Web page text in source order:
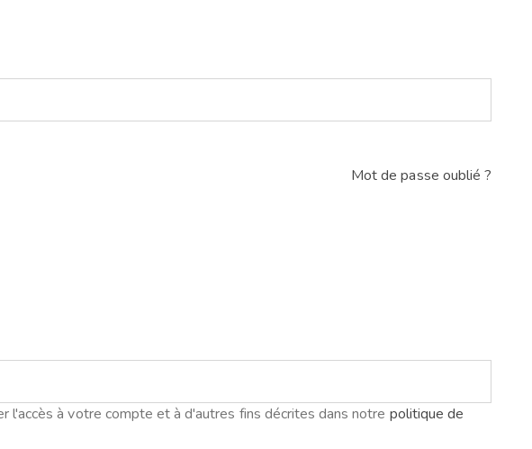
Mot de passe oublié ?
à votre compte et à d'autres fins décrites dans notre politique de